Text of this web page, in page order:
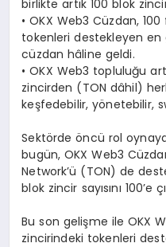
birlikte artık 100 blok
• OKX Web3 Cüzdan,
tokenleri destekleyen en
cüzdan hâline geldi.
• OKX Web3 topluluğu
zincirden (TON dâhil)
keşfedebilir, yönetebilir,
Sektörde öncü rol
bugün, OKX Web3
Network’ü (TON) de
blok zincir sayısını 100’e
Bu son gelişme ile OKX
zincirindeki tokenleri